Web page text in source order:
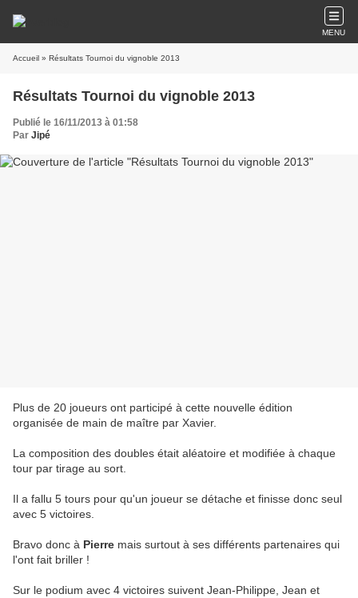
MENU
Accueil » Résultats Tournoi du vignoble 2013
Résultats Tournoi du vignoble 2013
Publié le 16/11/2013 à 01:58
Par Jipé
Plus de 20 joueurs ont participé à cette nouvelle édition
organisée de main de maître par Xavier.
La composition des doubles était aléatoire et modifiée à chaque
tour par tirage au sort.
Il a fallu 5 tours pour qu'un joueur se détache et finisse donc seul
avec 5 victoires.
Bravo donc à Pierre mais surtout à ses différents partenaires qui
l'ont fait briller !
Sur le podium avec 4 victoires suivent Jean-Philippe, Jean et